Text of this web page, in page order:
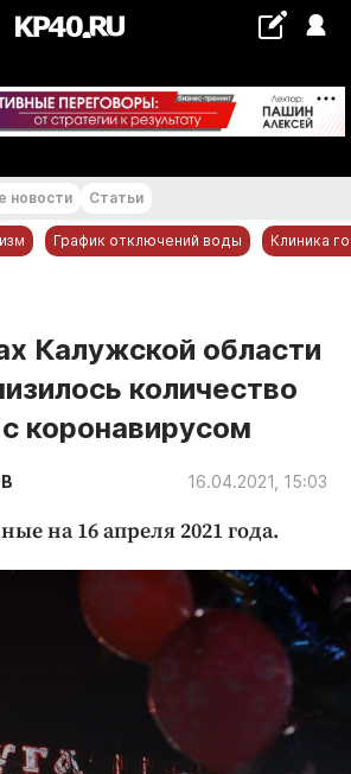
+21...+22 °С
и ЖКХ
новости Статьи
График отключений воды Клиника
Калужской области
количество
коронавирусом
16.04.2021, 15:03
на 16 апреля 2021 года.